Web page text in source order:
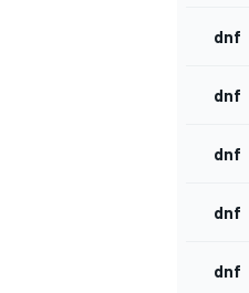
dnf
dnf
dnf
dnf
dnf